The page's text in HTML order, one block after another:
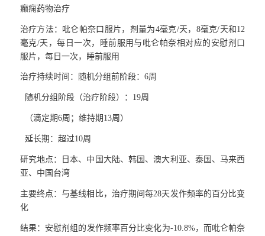
癫痫药物治疗
治疗方法：吡仑帕奈口服片，剂量为4毫克/天， 8毫克/天和12
毫克/天，每日一次，睡前服用与吡仑帕奈相对应的安慰剂口
服片，每日一次，睡前服用
治疗持续时间：随机分组前阶段： 6周
随机分组阶段（治疗阶段）： 19周
（滴定期6周；维持期 13周）
延长期：超过10周
研究地点：日本、中国大陆、韩国、澳大利亚、泰国、马来西
亚、中国台湾
主要终点：与基线相比，治疗期间每28天发作频率的百分比变
化
结果：安慰剂组的发作频率百分比变化为-10.8%，而吡仑帕奈